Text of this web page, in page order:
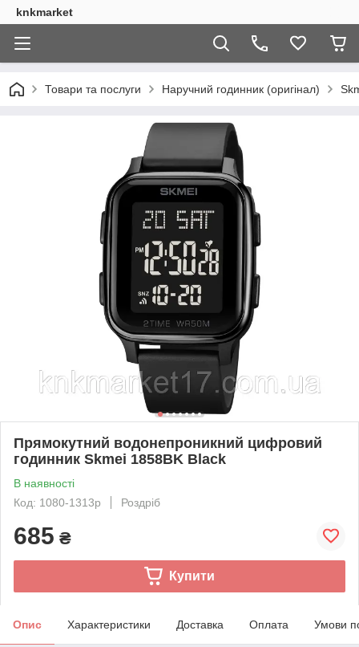
knkmarket
Товари та послуги Наручний годинник (оригінал)
Прямокутний водонепроникний цифровий
годинник Skmei 1858BK Black
В наявності
Код: 1080-1313р
Роздріб
685 ₴
Купити
Опис Характеристики Доставка Оплата Умови